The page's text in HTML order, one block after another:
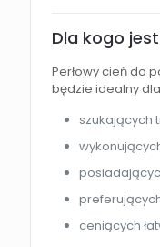
Dla kogo
Perłowy cień do
będzie idealny
szukających
ceniących